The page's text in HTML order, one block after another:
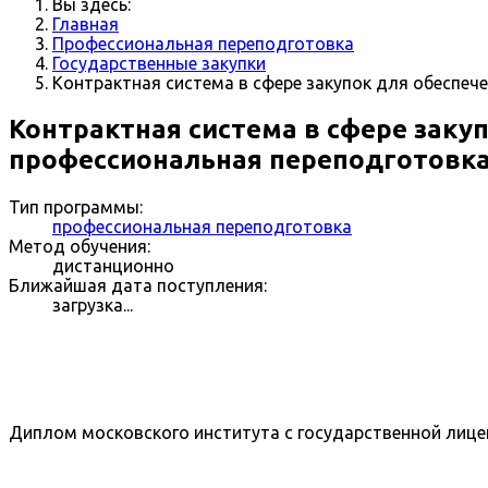
Вы здесь:
Главная
Профессиональная переподготовка
Государственные закупки
Контрактная система в сфере закупок для
Контрактная система в сфере
профессиональная
Тип программы:
профессиональная переподготовка
Метод обучения:
дистанционно
Ближайшая дата поступления:
загрузка...
Диплом московского института с государственной